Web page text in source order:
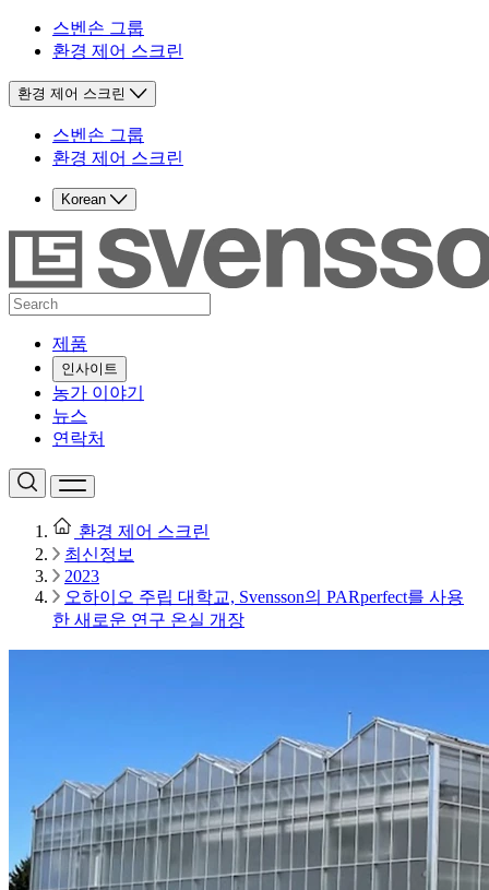
스벤손 그룹
환경 제어 스크린
환경 제어 스크린
스벤손 그룹
환경 제어 스크린
Korean
제품
인사이트
농가 이야기
뉴스
연락처
환경 제어 스크린
최신정보
2023
오하이오 주립 대학교, Svensson의 PARperfect를 사용
한 새로운 연구 온실 개장